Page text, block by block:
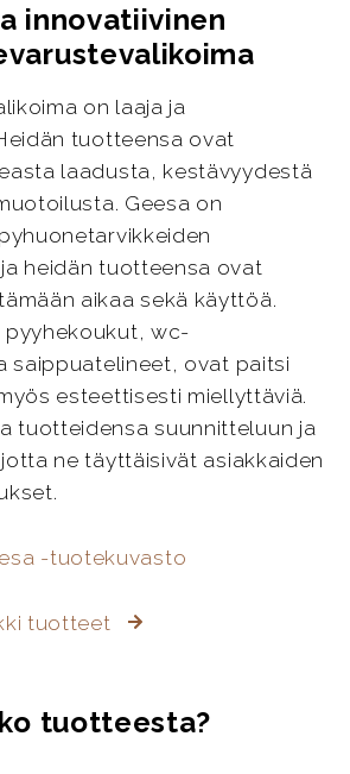
innovatiivinen
on laaja ja
tuotteensa ovat
laadusta, kestävyydestä
Geesa on
heidän tuotteensa ovat
aikaa sekä käyttöä.
wc-
saippuatelineet, ovat paitsi
esteettisesti miellyttäviä.
tuotteidensa suunnitteluun ja
ne täyttäisivät asiakkaiden
-tuotekuvasto
tuotteet
tuotteesta?